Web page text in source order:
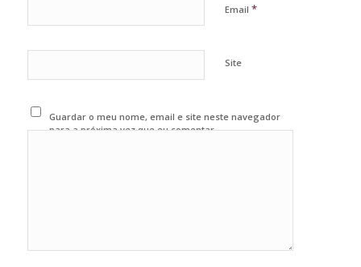
Email *
Site
Guardar o meu nome, email e site neste navegador
para a próxima vez que eu comentar.